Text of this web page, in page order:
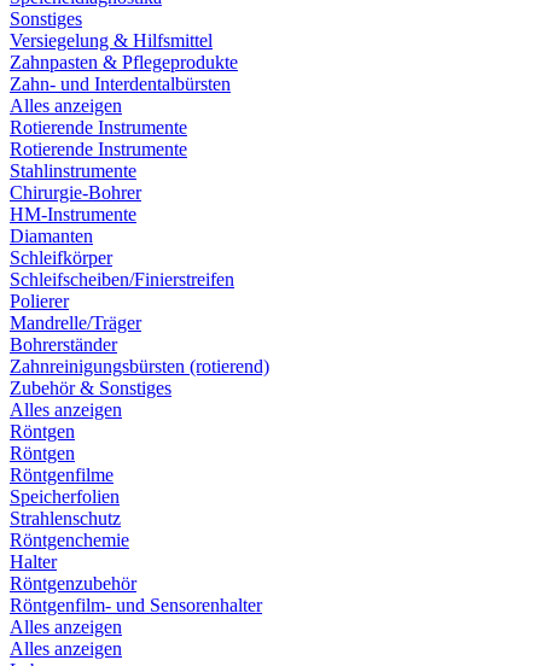
Sonstiges
Versiegelung & Hilfsmittel
Zahnpasten & Pflegeprodukte
Zahn- und Interdentalbürsten
Alles anzeigen
Rotierende Instrumente
Rotierende Instrumente
Stahlinstrumente
Chirurgie-Bohrer
HM-Instrumente
Diamanten
Schleifkörper
Schleifscheiben/Finierstreifen
Polierer
Mandrelle/Träger
Bohrerständer
Zahnreinigungsbürsten (rotierend)
Zubehör & Sonstiges
Alles anzeigen
Röntgen
Röntgen
Röntgenfilme
Speicherfolien
Strahlenschutz
Röntgenchemie
Halter
Röntgenzubehör
Röntgenfilm- und Sensorenhalter
Alles anzeigen
Alles anzeigen